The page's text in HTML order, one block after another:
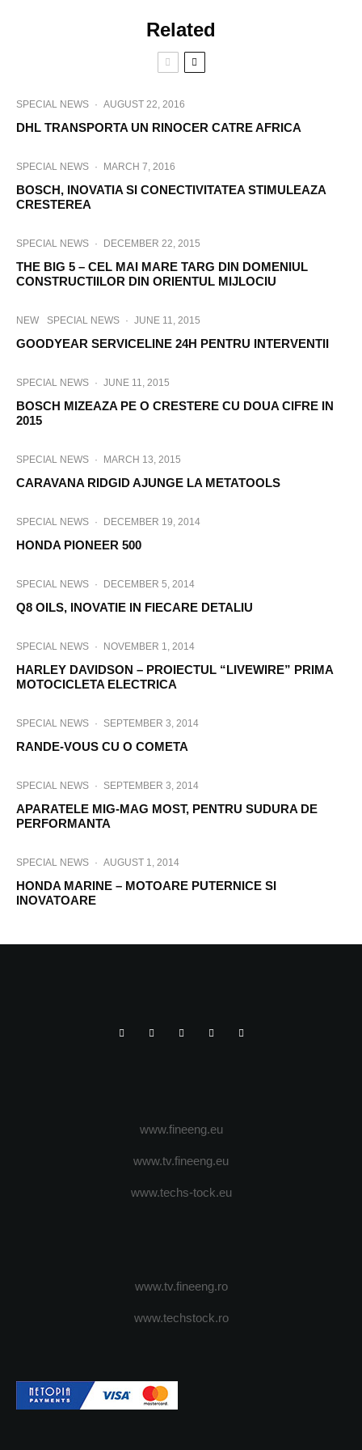
Related
SPECIAL NEWS · AUGUST 22, 2016
DHL TRANSPORTA UN RINOCER CATRE AFRICA
SPECIAL NEWS · MARCH 7, 2016
BOSCH, INOVATIA SI CONECTIVITATEA STIMULEAZA
CRESTEREA
SPECIAL NEWS · DECEMBER 22, 2015
THE BIG 5 – CEL MAI MARE TARG DIN DOMENIUL
CONSTRUCTIILOR DIN ORIENTUL MIJLOCIU
NEW SPECIAL NEWS · JUNE 11, 2015
GOODYEAR SERVICELINE 24H PENTRU INTERVENTII
SPECIAL NEWS · JUNE 11, 2015
BOSCH MIZEAZA PE O CRESTERE CU DOUA CIFRE IN
2015
SPECIAL NEWS · MARCH 13, 2015
CARAVANA RIDGID AJUNGE LA METATOOLS
SPECIAL NEWS · DECEMBER 19, 2014
HONDA PIONEER 500
SPECIAL NEWS · DECEMBER 5, 2014
Q8 OILS, INOVATIE IN FIECARE DETALIU
SPECIAL NEWS · NOVEMBER 1, 2014
HARLEY DAVIDSON – PROIECTUL “LIVEWIRE” PRIMA
MOTOCICLETA ELECTRICA
SPECIAL NEWS · SEPTEMBER 3, 2014
RANDE-VOUS CU O COMETA
SPECIAL NEWS · SEPTEMBER 3, 2014
APARATELE MIG-MAG MOST, PENTRU SUDURA DE
PERFORMANTA
SPECIAL NEWS · AUGUST 1, 2014
HONDA MARINE – MOTOARE PUTERNICE SI
INOVATOARE
www.fineeng.eu
www.tv.fineeng.eu
www.techs-tock.eu
www.tv.fineeng.ro
www.techstock.ro